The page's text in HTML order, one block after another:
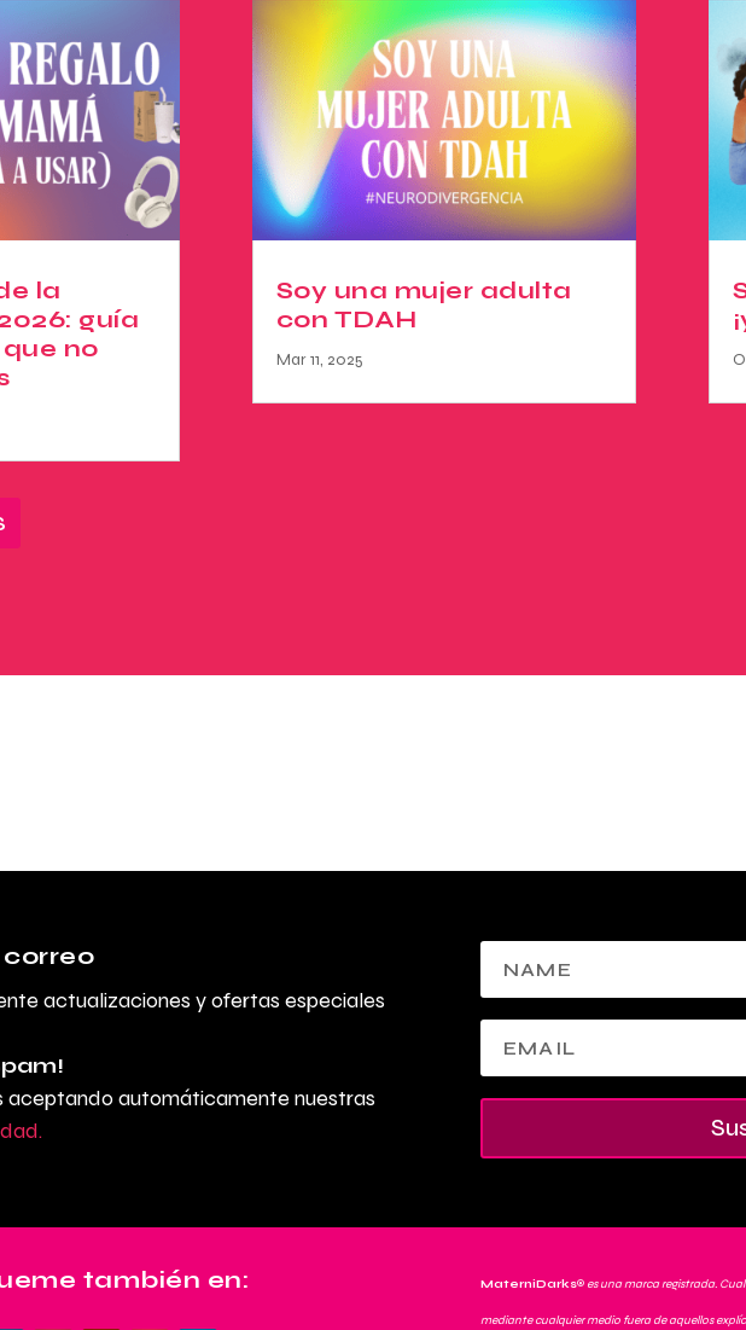
la
guía
no
Soy una mujer adulta
con TDAH
Mar 11, 2025
correo
actualizaciones y ofertas especiales
aceptando automáticamente nuestras
también en: MaterniDarks®es una marca registrada.
mediante cualquier medio fuera de aquellos